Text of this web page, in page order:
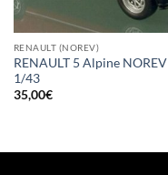
RENAULT (NOREV)
RENAULT 5 Alpine NOREV
1/43
35,00€